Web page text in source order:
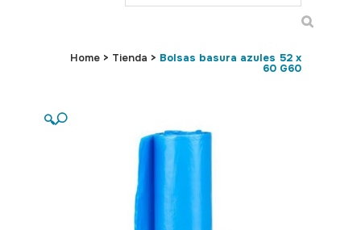
c
Home > Tienda > Bolsas basura azules 52 x
60 G60
🔍